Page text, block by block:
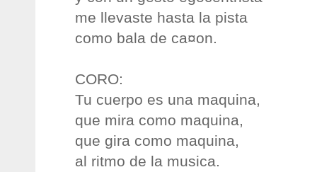
me llevaste hasta la pista
como bala de ca¤on.
CORO:
Tu cuerpo es una maquina,
que mira como maquina,
que gira como maquina,
al ritmo de la musica.